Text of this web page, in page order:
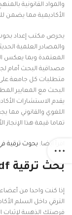
والمواد القانونية
الأكاديمية مما يضمن
يحرص مكتب إعداد بحوث
والمصادر العلمية
المعتمدة وبما يعكس
مصداقية البحث أمام
متطلبات كل جامعة
البحث مع المعايير
يقدم الاستشارات
اللغوي والقانوني مما
تماما قيمة هذا الإنجاز
اقرأ ايضا: بحوث ترقية
بحث ترقية pdf في قانون العقوبات
إذا كنت واحدا من
فرصتك الذهبية لإثبات